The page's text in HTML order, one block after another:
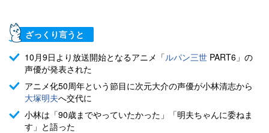
ざっくり言うと
10月9日より放送開始となるアニメ「ルパン三世 PART6」の
声優が発表された
アニメ化50周年という節目に次元大介の声優が小林清志から
大塚明夫へ交代に
小林は「90歳までやっていたかった」「明夫ちゃんに委ねま
す」と語った